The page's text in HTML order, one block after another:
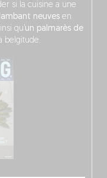
si la cuisine a une
neuvesen
qu’ un palmarès de
belgitude.